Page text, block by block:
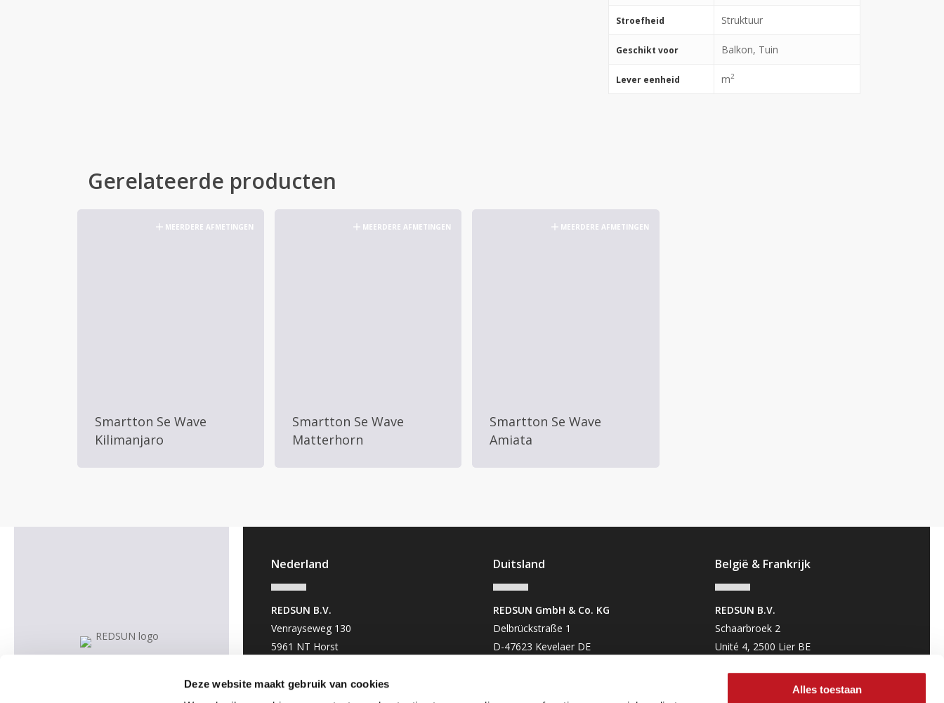
Deze website maakt gebruik van cookies
Alles toestaan
Stroefheid Struktuur
Geschikt voor Balkon, Tuin
Lever eenheid m2
Gerelateerde producten
Smartton Se Wave
Kilimanjaro
MEERDERE AFMETINGEN
Smartton Se Wave
Matterhorn
MEERDERE AFMETINGEN
Smartton Se Wave
Amiata
MEERDERE AFMETINGEN
Nederland
REDSUN B.V.
Venrayseweg 130
5961 NT Horst
0049-2832 97560
Duitsland
REDSUN GmbH & Co. KG
Delbrückstraße 1
D-47623 Kevelaer DE
België & Frankrijk
REDSUN B.V.
Schaarbroek 2
Unité 4, 2500 Lier BE